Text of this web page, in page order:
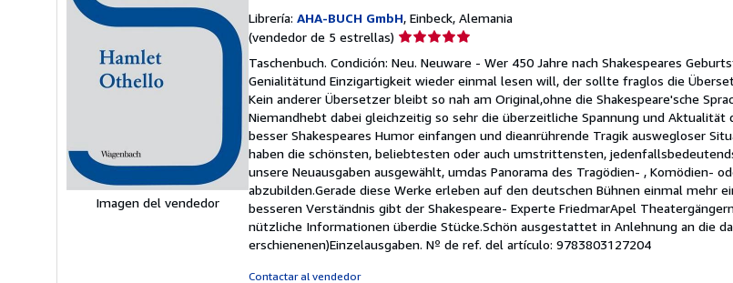
Imagen del vendedor
Librería: AHA-BUCH GmbH, Einbeck, Alemania
(vendedor de 5 estrellas) Calificación
vendedor:
5
de
5
estrellas
Taschenbuch. Condición: Neu. Neuware - Wer 450 Jahre nach Shakespeares
Genialitätund Einzigartigkeit wieder einmal lesen will, der sollte fraglos die
Kein anderer Übersetzer bleibt so nah am Original,ohne die Shakespeare'sche
Niemandhebt dabei gleichzeitig so sehr die überzeitliche Spannung und Aktualität
besser Shakespeares Humor einfangen und dieanrührende Tragik auswegloser
haben die schönsten, beliebtesten oder auch umstrittensten,
unsere Neuausgaben ausgewählt, umdas Panorama des Tragödien- , Komödien-
abzubilden.Gerade diese Werke erleben auf den deutschen Bühnen einmal mehr
besseren Verständnis gibt der Shakespeare- Experte FriedmarApel
nützliche Informationen überdie Stücke.Schön ausgestattet in Anlehnung an die
erschienenen)Einzelausgaben. Nº de ref. del artículo: 9783803127204
Contactar al vendedor